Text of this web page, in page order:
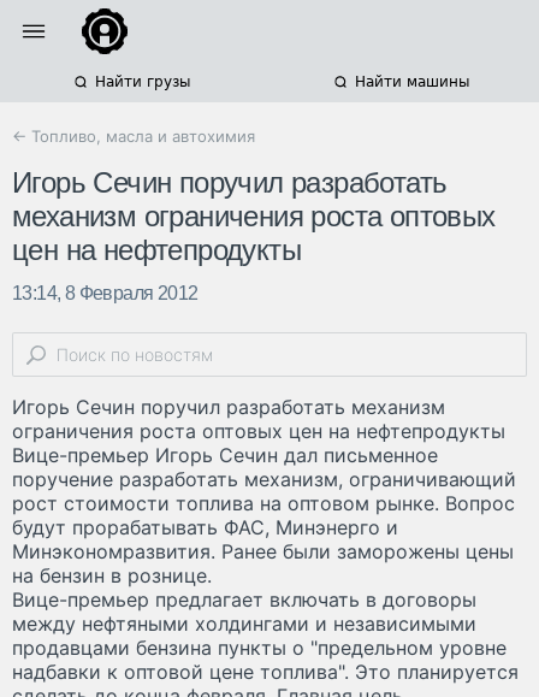
Найти грузы Найти машины
← Топливо, масла и автохимия
Игорь Сечин поручил разработать
механизм ограничения роста оптовых
цен на нефтепродукты
13:14, 8 Февраля 2012
Игорь Сечин поручил разработать механизм
ограничения роста оптовых цен на нефтепродукты
Вице-премьер Игорь Сечин дал письменное
поручение разработать механизм, ограничивающий
рост стоимости топлива на оптовом рынке. Вопрос
будут прорабатывать ФАС, Минэнерго и
Минэкономразвития. Ранее были заморожены цены
на бензин в рознице.
Вице-премьер предлагает включать в договоры
между нефтяными холдингами и независимыми
продавцами бензина пункты о "предельном уровне
надбавки к оптовой цене топлива". Это планируется